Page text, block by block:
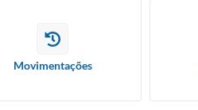
Movimentações